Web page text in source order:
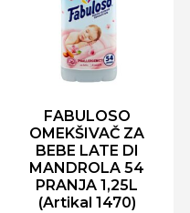
FABULOSO
OMEKŠIVAČ ZA
BEBE LATE DI
MANDROLA 54
PRANJA 1,25L
(Artikal 1470)